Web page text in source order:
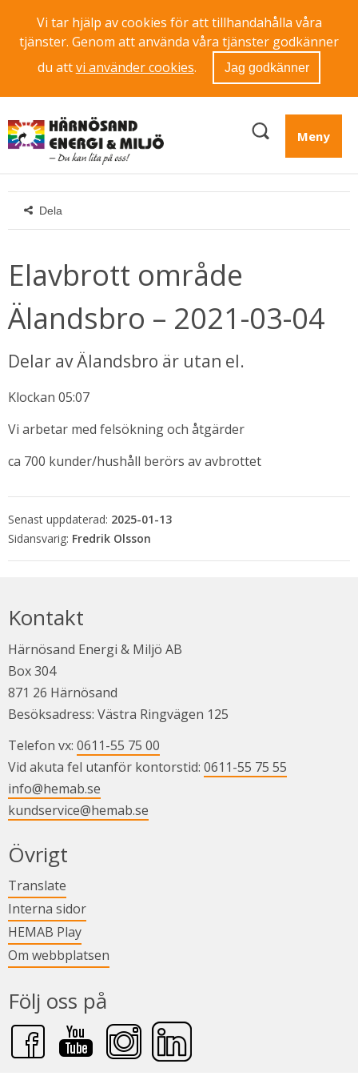
Vi tar hjälp av cookies för att tillhandahålla våra
tjänster. Genom att använda våra tjänster godkänner
du attvi använder cookies. Jag godkänner
Meny
nytt fönster.
Dela
Elavbrott område
Älandsbro – 2021-03-04
Delar av Älandsbro är utan el.
Klockan 05:07
Vi arbetar med felsökning och åtgärder
ca 700 kunder/hushåll berörs av avbrottet
Senast uppdaterad: 2025-01-13
Fredrik Olsson
Kontakt
Härnösand Energi & Miljö AB
Box 304
871 26 Härnösand
Besöksadress: Västra Ringvägen 125
Telefon vx: 0611-55 75 00
Vid akuta fel utanför kontorstid: 0611-55 75 55
info@hemab.se
kundservice@hemab.se
Övrigt
Translate
Interna sidorLänk till annan webbplats.
HEMAB PlayLänk till annan webbplats.
Om webbplatsen
Följ oss på